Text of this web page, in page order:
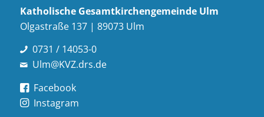
Katholische Gesamt­kirchen­gemeinde Ulm
Olgastraße 137 | 89073 Ulm
0731 / 14053-0
Ulm@KVZ.drs.de
Facebook
Instagram